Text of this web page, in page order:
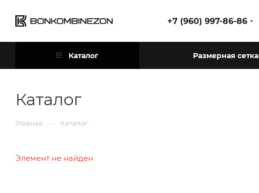
+7 (960) 997-86-86
Каталог Размерная сетка
Каталог
Главная — Каталог
Элемент не найден